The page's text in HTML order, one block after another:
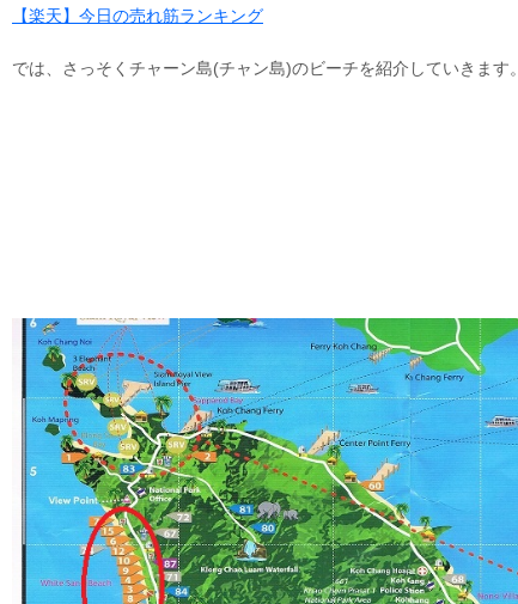
【楽天】今日の売れ筋ランキング
では、さっそくチャーン島(チャン島)のビーチを紹介していきます。